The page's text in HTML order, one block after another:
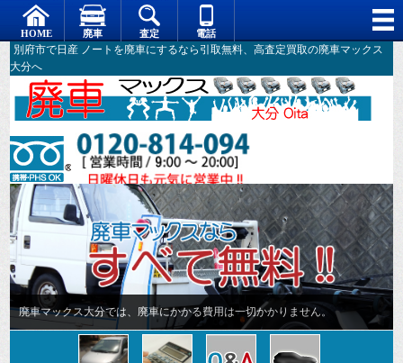
別府市で日産 ノートを廃車にするなら引取無料、高査定買取の廃車マックス
大分へ